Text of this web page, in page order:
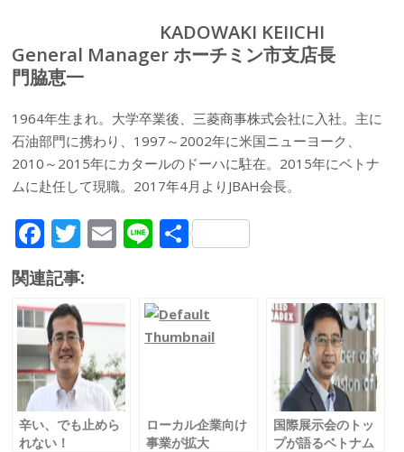
KADOWAKI KEIICHI
General Manager ホーチミン市支店長
門脇恵一
1964年生まれ。大学卒業後、三菱商事株式会社に入社。主に
石油部門に携わり、1997～2002年に米国ニューヨーク、
2010～2015年にカタールのドーハに駐在。2015年にベトナ
ムに赴任して現職。2017年4月よりJBAH会長。
F
ac
e
b
o
o
k
T
itt
er
E
l
Li 共
関連記事:
辛い、でも止めら
れない！
ローカル企業向け
事業が拡大
国際展示会のトッ
プが語るベトナム